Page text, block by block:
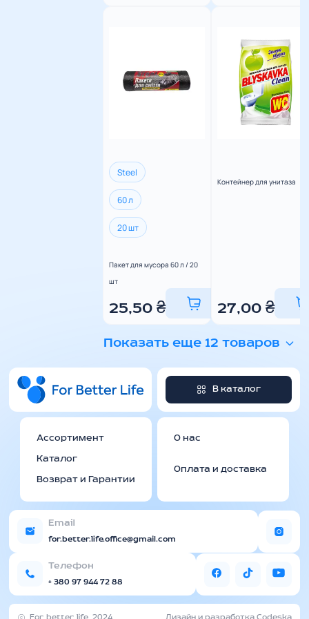
Steel
60 л
20 шт
Пакет для мусора 60 л / 20
шт
25,50 ₴
Контейнер для унитаза
27,00₴
Показать еще 12 товаров
В каталог
Ассортимент
Каталог
Возврат и Гарантии
О нас
Оплата и доставка
Email
for.better.life.office@gmail.com
Телефон
+ 380 97 944 72 88